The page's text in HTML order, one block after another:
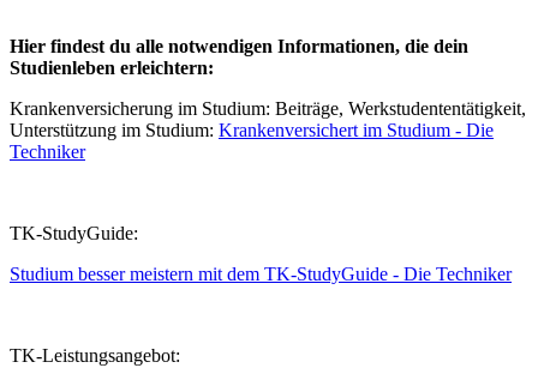
Hier findest du alle notwendigen Informationen, die dein
Studienleben erleichtern:
Krankenversicherung im Studium: Beiträge, Werkstudententätigkeit,
Unterstützung im Studium: Krankenversichert im Studium - Die
Techniker
TK-StudyGuide:
Studium besser meistern mit dem TK-StudyGuide - Die Techniker
TK-Leistungsangebot: